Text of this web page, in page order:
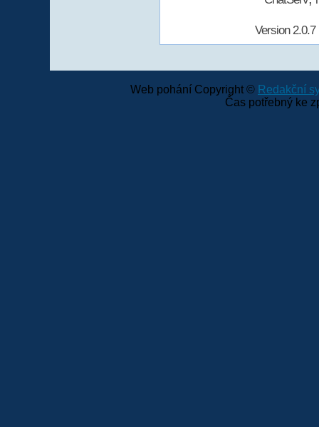
Version
Web pohání Copyright © Redakční
Čas potřebný ke